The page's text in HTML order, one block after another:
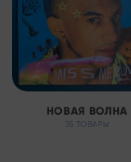
НОВАЯ ВОЛНА
35 ТОВАРЫ